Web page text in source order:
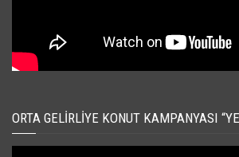
ORTA GELIRLIYE KONUT KAMPANYASI